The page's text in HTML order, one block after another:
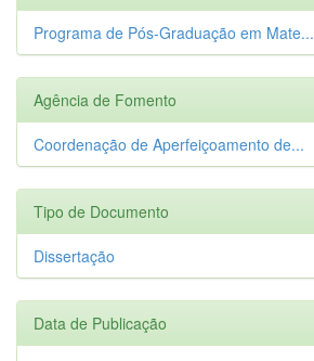
Programa de Pós-Graduação em Mate...
Agência de Fomento
Coordenação de Aperfeiçoamento de...
Tipo de Documento
Dissertação
Data de Publicação